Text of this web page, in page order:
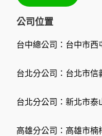
公司位置
台中總公司：台中市
台北分公司：台北市
台北分公司：新北市泰
高雄分公司：高雄市楠